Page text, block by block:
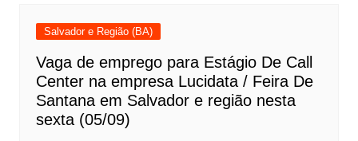
Salvador e Região (BA)
Vaga de emprego para Estágio De Call
Center na empresa Lucidata / Feira De
Santana em Salvador e região nesta
sexta (05/09)